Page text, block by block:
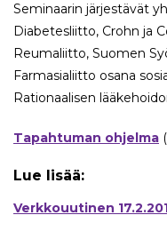
Seminaarin järjestävät
Diabetesliitto, Crohn ja
Reumaliitto, Suomen
Farmasialiitto osana
Rationaalisen
Tapahtuman ohjelma
Lue lisää:
Verkkouutinen